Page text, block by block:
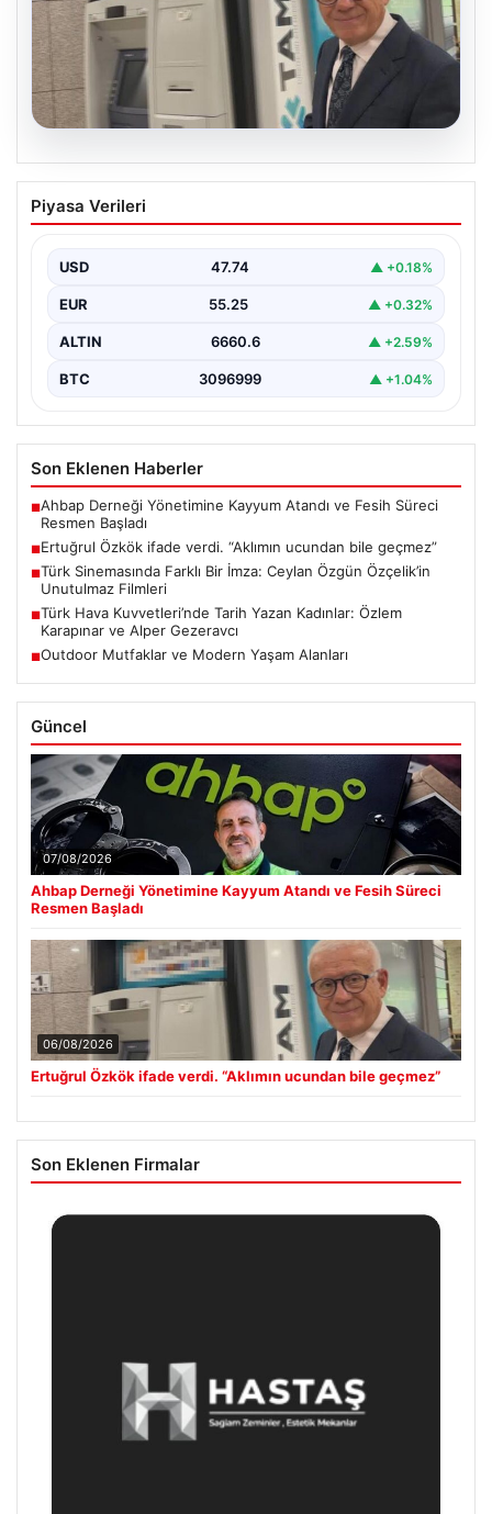
06.08.2026
Ertuğrul Özkök ifade verdi. “Aklımın
ucundan bile geçmez”
Piyasa Verileri
USD 47.74 ▲ +0.18%
EUR 55.25 ▲ +0.32%
ALTIN 6660.6 ▲ +2.59%
BTC 3096999 ▲ +1.04%
Son Eklenen Haberler
■Ahbap Derneği Yönetimine Kayyum Atandı ve Fesih Süreci
Resmen Başladı
■Ertuğrul Özkök ifade verdi. “Aklımın ucundan bile geçmez”
■Türk Sinemasında Farklı Bir İmza: Ceylan Özgün Özçelik’in
Unutulmaz Filmleri
■Türk Hava Kuvvetleri’nde Tarih Yazan Kadınlar: Özlem
Karapınar ve Alper Gezeravcı
■Outdoor Mutfaklar ve Modern Yaşam Alanları
Güncel
07/08/2026
Ahbap Derneği Yönetimine Kayyum Atandı ve Fesih Süreci
Resmen Başladı
06/08/2026
Ertuğrul Özkök ifade verdi. “Aklımın ucundan bile geçmez”
Son Eklenen Firmalar